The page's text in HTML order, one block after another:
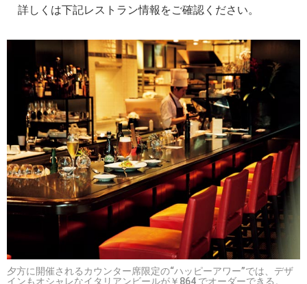
詳しくは下記レストラン情報をご確認ください。
夕方に開催されるカウンター席限定の“ハッピーアワー”では、デザ
インもオシャレなイタリアンビールが￥864 でオーダーできる。